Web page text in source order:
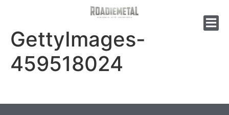
GettyImages-
459518024